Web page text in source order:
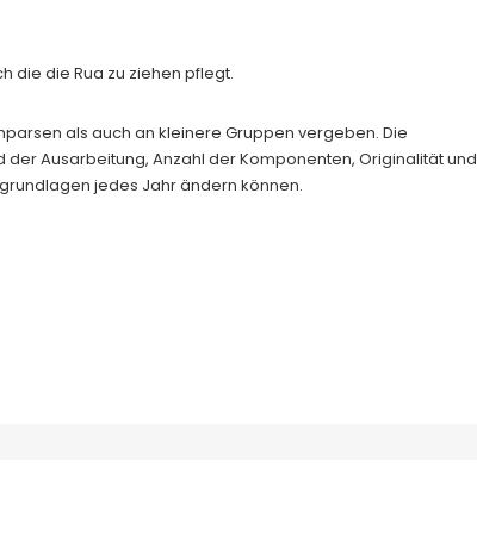
die die Rua zu ziehen pflegt.
als auch an kleinere Gruppen vergeben. Die
Ausarbeitung, Anzahl der Komponenten, Originalität und
jedes Jahr ändern können.